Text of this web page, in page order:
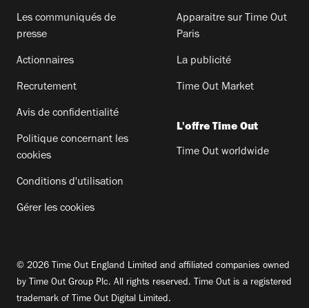
Les communiqués de
presse
Actionnaires
Recrutement
Avis de confidentialité
Politique concernant les
cookies
Conditions d'utilisation
Gérer les cookies
Apparaitre sur Time Out
Paris
La publicité
Time Out Market
L'offre Time Out
Time Out worldwide
© 2026 Time Out England Limited and affiliated companies owned
by Time Out Group Plc. All rights reserved. Time Out is a registered
trademark of Time Out Digital Limited.